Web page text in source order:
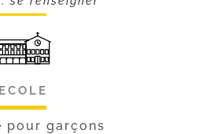
ECOLE
pour garçons